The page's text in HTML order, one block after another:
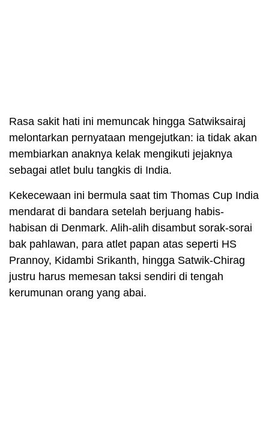
Rasa sakit hati ini memuncak hingga Satwiksairaj
melontarkan pernyataan mengejutkan: ia tidak akan
membiarkan anaknya kelak mengikuti jejaknya
sebagai atlet bulu tangkis di India.
Kekecewaan ini bermula saat tim Thomas Cup India
mendarat di bandara setelah berjuang habis-
habisan di Denmark. Alih-alih disambut sorak-sorai
bak pahlawan, para atlet papan atas seperti HS
Prannoy, Kidambi Srikanth, hingga Satwik-Chirag
justru harus memesan taksi sendiri di tengah
kerumunan orang yang abai.